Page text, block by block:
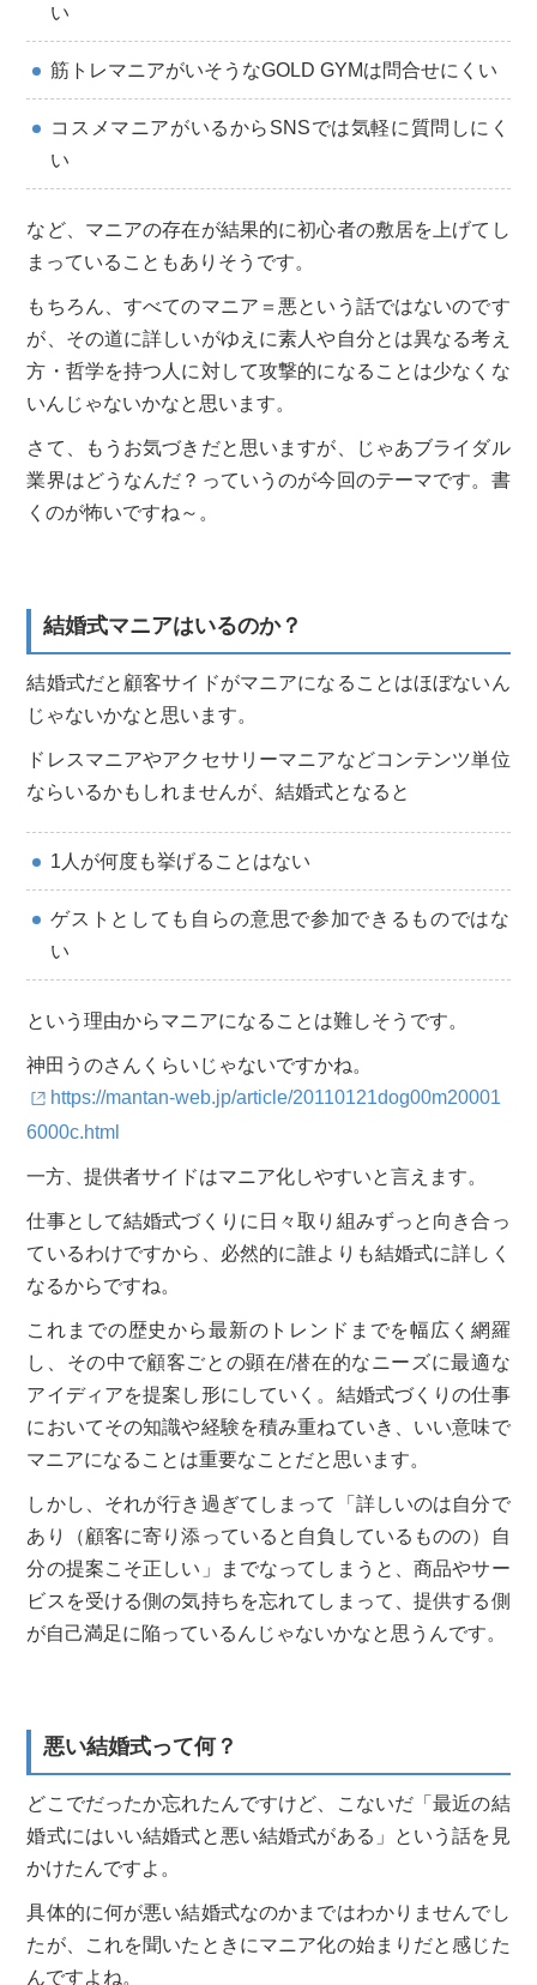
い
筋トレマニアがいそうなGOLD GYMは問合せにくい
コスメマニアがいるからSNSでは気軽に質問しにく
い
など、マニアの存在が結果的に初心者の敷居を上げてし
まっていることもありそうです。
もちろん、すべてのマニア＝悪という話ではないのです
が、その道に詳しいがゆえに素人や自分とは異なる考え
方・哲学を持つ人に対して攻撃的になることは少なくな
いんじゃないかなと思います。
さて、もうお気づきだと思いますが、じゃあブライダル
業界はどうなんだ？っていうのが今回のテーマです。書
くのが怖いですね～。
結婚式マニアはいるのか？
結婚式だと顧客サイドがマニアになることはほぼないん
じゃないかなと思います。
ドレスマニアやアクセサリーマニアなどコンテンツ単位
ならいるかもしれませんが、結婚式となると
1人が何度も挙げることはない
ゲストとしても自らの意思で参加できるものではな
い
という理由からマニアになることは難しそうです。
神田うのさんくらいじゃないですかね。
https://mantan-web.jp/article/20110121dog00m20001
6000c.html
一方、提供者サイドはマニア化しやすいと言えます。
仕事として結婚式づくりに日々取り組みずっと向き合っ
ているわけですから、必然的に誰よりも結婚式に詳しく
なるからですね。
これまでの歴史から最新のトレンドまでを幅広く網羅
し、その中で顧客ごとの顕在/潜在的なニーズに最適な
アイディアを提案し形にしていく。結婚式づくりの仕事
においてその知識や経験を積み重ねていき、いい意味で
マニアになることは重要なことだと思います。
しかし、それが行き過ぎてしまって「詳しいのは自分で
あり（顧客に寄り添っていると自負しているものの）自
分の提案こそ正しい」までなってしまうと、商品やサー
ビスを受ける側の気持ちを忘れてしまって、提供する側
が自己満足に陥っているんじゃないかなと思うんです。
悪い結婚式って何？
どこでだったか忘れたんですけど、こないだ「最近の結
婚式にはいい結婚式と悪い結婚式がある」という話を見
かけたんですよ。
具体的に何が悪い結婚式なのかまではわかりませんでし
たが、これを聞いたときにマニア化の始まりだと感じた
んですよね。